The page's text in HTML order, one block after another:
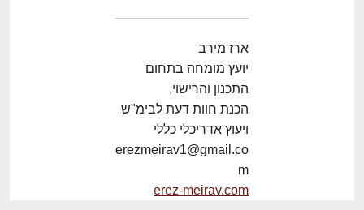
ארז מירב
יועץ מומחה בתחום
התכנון והרישוי,
הכנת חוות דעת לבימ"ש
ויעוץ אדריכלי כללי
erezmeirav1@gmail.co
m
erez-meirav.com